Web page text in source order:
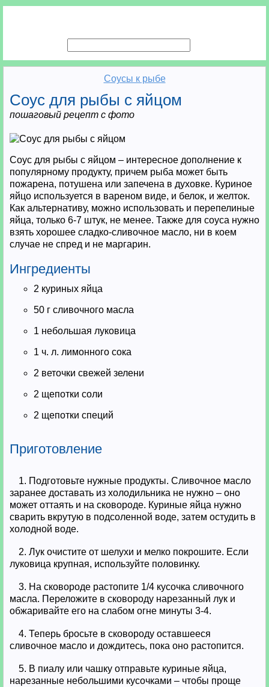
Соусы к рыбе
Соус для рыбы с яйцом
пошаговый рецепт с фото
Соус для рыбы с яйцом – интересное дополнение к
популярному продукту, причем рыба может быть
пожарена, потушена или запечена в духовке. Куриное
яйцо используется в вареном виде, и белок, и желток.
Как альтернативу, можно использовать и перепелиные
яйца, только 6-7 штук, не менее. Также для соуса нужно
взять хорошее сладко-сливочное масло, ни в коем
случае не спред и не маргарин.
Ингредиенты
2 куриных яйца
50 г сливочного масла
1 небольшая луковица
1 ч. л. лимонного сока
2 веточки свежей зелени
2 щепотки соли
2 щепотки специй
Приготовление
1. Подготовьте нужные продукты. Сливочное масло
заранее доставать из холодильника не нужно – оно
может оттаять и на сковороде. Куриные яйца нужно
сварить вкрутую в подсоленной воде, затем остудить в
холодной воде.
2. Лук очистите от шелухи и мелко покрошите. Если
луковица крупная, используйте половинку.
3. На сковороде растопите 1/4 кусочка сливочного
масла. Переложите в сковороду нарезанный лук и
обжаривайте его на слабом огне минуты 3-4.
4. Теперь бросьте в сковороду оставшееся
сливочное масло и дождитесь, пока оно растопится.
5. В пиалу или чашку отправьте куриные яйца,
нарезанные небольшими кусочками – чтобы проще